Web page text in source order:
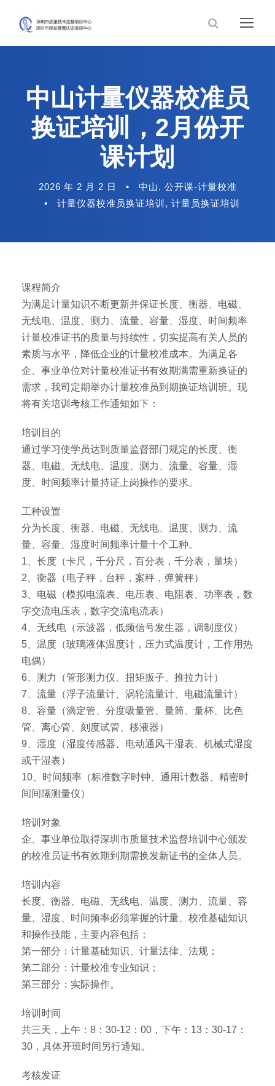
中山计量仪器校准员
换证培训，2月份开
课计划
2026 年 2 月 2 日 • 中山, 公开课-计量校准
•
计量仪器校准员换证培训 , 计量员换证培训
课程简介
为满足计量知识不断更新并保证长度、衡器、电磁、
无线电、温度、测力、流量、容量、湿度、时间频率
计量校准证书的质量与持续性，切实提高有关人员的
素质与水平，降低企业的计量校准成本。为满足各
企、事业单位对计量校准证书有效期满需重新换证的
需求，我司定期举办计量校准员到期换证培训班。现
将有关培训考核工作通知如下：
培训目的
通过学习使学员达到质量监督部门规定的长度、衡
器、电磁、无线电、温度、测力、流量、容量、湿
度、时间频率计量持证上岗操作的要求。
工种设置
分为长度、衡器、电磁、无线电、温度、测力、流
量、容量、湿度时间频率计量十个工种。
1、长度（卡尺，千分尺，百分表，千分表，量块）
2、衡器（电子秤，台秤，案秤，弹簧秤）
3、电磁（模拟电流表、电压表、电阻表、功率表，数
字交流电压表，数字交流电流表）
4、无线电（示波器，低频信号发生器，调制度仪）
5、温度（玻璃液体温度计，压力式温度计，工作用热
电偶）
6、测力（管形测力仪、扭矩扳子、推拉力计）
7、流量（浮子流量计、涡轮流量计、电磁流量计）
8、容量（滴定管、分度吸量管、量筒、量杯、比色
管、离心管、刻度试管、移液器）
9、湿度（湿度传感器、电动通风干湿表、机械式湿度
或干湿表）
10、时间频率（标准数字时钟、通用计数器、精密时
间间隔测量仪）
培训对象
企、事业单位取得深圳市质量技术监督培训中心颁发
的校准员证书有效期到期需换发新证书的全体人员。
培训内容
长度、衡器、电磁、无线电、温度、测力、流量、容
量、湿度、时间频率必须掌握的计量、校准基础知识
和操作技能，主要内容包括：
第一部分：计量基础知识、计量法律、法规；
第二部分：计量校准专业知识；
第三部分：实际操作。
培训时间
共三天，上午：8：30-12：00，下午：13：30-17：
30，具体开班时间另行通知。
考核发证